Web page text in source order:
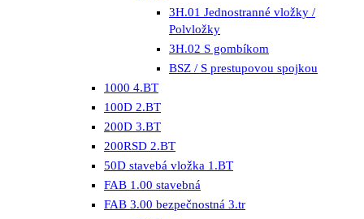
3H.01 Jednostranné vložky /
Polvložky
3H.02 S gombíkom
BSZ / S prestupovou spojkou
1000 4.BT
100D 2.BT
200D 3.BT
200RSD 2.BT
50D stavebá vložka 1.BT
FAB 1.00 stavebná
FAB 3.00 bezpečnostná 3.tr